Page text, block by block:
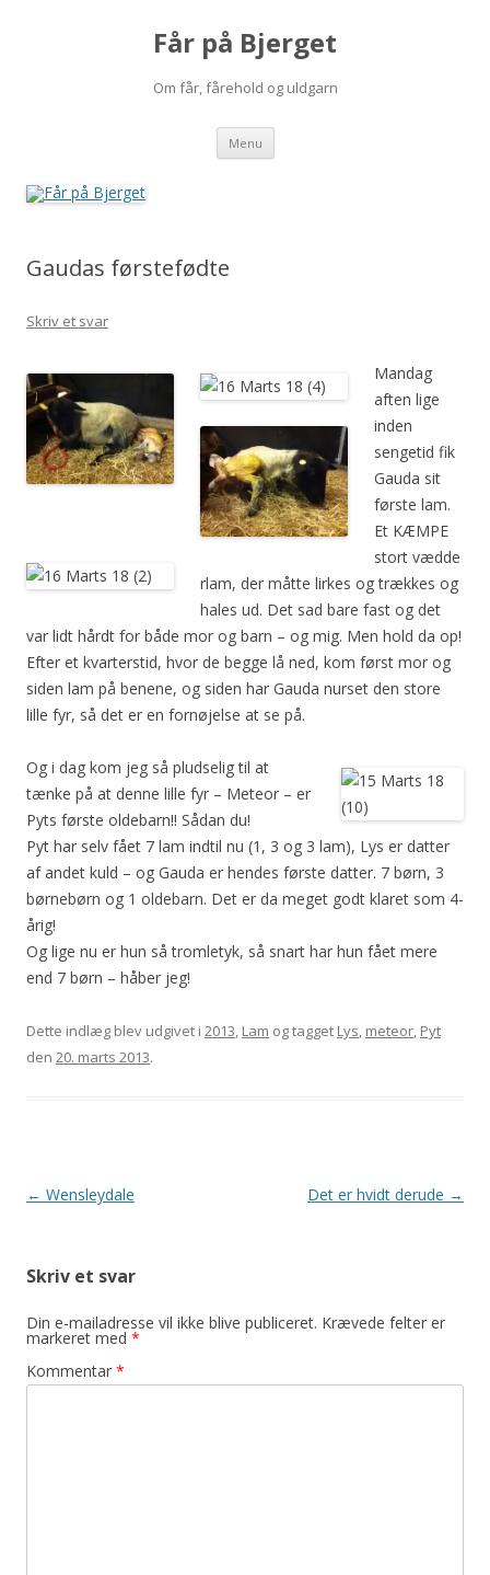
Får på Bjerget
Om får, fårehold og uldgarn
Menu Hop
indhold
Gaudas førstefødte
Skriv et svar
Mandag
aften lige
inden
sengetid fik
Gauda sit
første lam.
Et KÆMPE
stort vædde
rlam, der måtte lirkes og trækkes og
hales ud. Det sad bare fast og det
var lidt hårdt for både mor og barn – og mig. Men hold da op!
Efter et kvarterstid, hvor de begge lå ned, kom først mor og
siden lam på benene, og siden har Gauda nurset den store
lille fyr, så det er en fornøjelse at se på.
Og i dag kom jeg så pludselig til at
tænke på at denne lille fyr – Meteor – er
Pyts første oldebarn!! Sådan du!
Pyt har selv fået 7 lam indtil nu (1, 3 og 3 lam), Lys er datter
af andet kuld – og Gauda er hendes første datter. 7 børn, 3
børnebørn og 1 oldebarn. Det er da meget godt klaret som 4-
årig!
Og lige nu er hun så tromletyk, så snart har hun fået mere
end 7 børn – håber jeg!
Dette indlæg blev udgivet i 2013, Lam og tagget Lys, meteor, Pyt
den 20. marts 2013.
Indlægsnavigation
← Wensleydale Det er hvidt derude →
Skriv et svar
Din e-mailadresse vil ikke blive publiceret. Krævede felter er
markeret med *
Kommentar *